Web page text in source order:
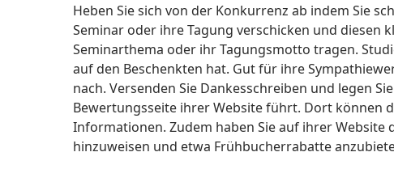
Heben Sie sich von der Konkurrenz ab indem Sie
Seminar oder ihre Tagung verschicken und diesen
Seminarthema oder ihr Tagungsmotto tragen.
auf den Beschenkten hat. Gut für ihre
nach. Versenden Sie Dankesschreiben und legen
Bewertungsseite ihrer Website führt. Dort können
Informationen. Zudem haben Sie auf ihrer
hinzuweisen und etwa Frühbucherrabatte